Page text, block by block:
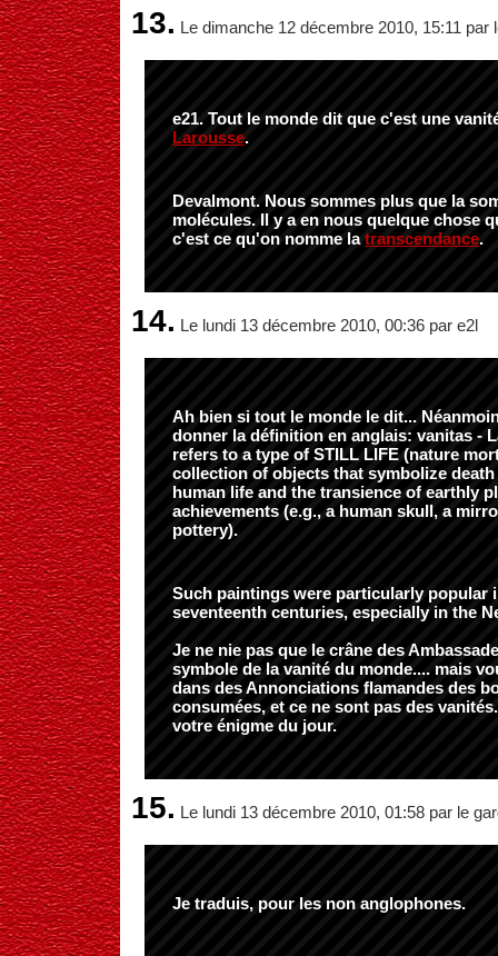
13. Le dimanche 12 décembre 2010, 15:11 par
e21. Tout le monde dit que c'est une
Larousse.
Devalmont. Nous sommes plus que la
molécules. Il y a en nous quelque chose
c'est ce qu'on nomme latranscendance.
14. Le lundi 13 décembre 2010, 00:36 par e2l
Ah bien si tout le monde le dit...
donner la définition en anglais: vanitas -
refers to a type of STILL LIFE (nature
collection of objects that symbolize
human life and the transience of earthly
achievements (e.g., a human skull, a
pottery).
Such paintings were particularly popular
seventeenth centuries, especially in the
Je ne nie pas que le crâne des
symbole de la vanité du monde.... mais
dans des Annonciations flamandes des
consumées, et ce ne sont pas des
votre énigme du jour.
15. Le lundi 13 décembre 2010, 01:58 par le
Je traduis, pour les non anglophones.